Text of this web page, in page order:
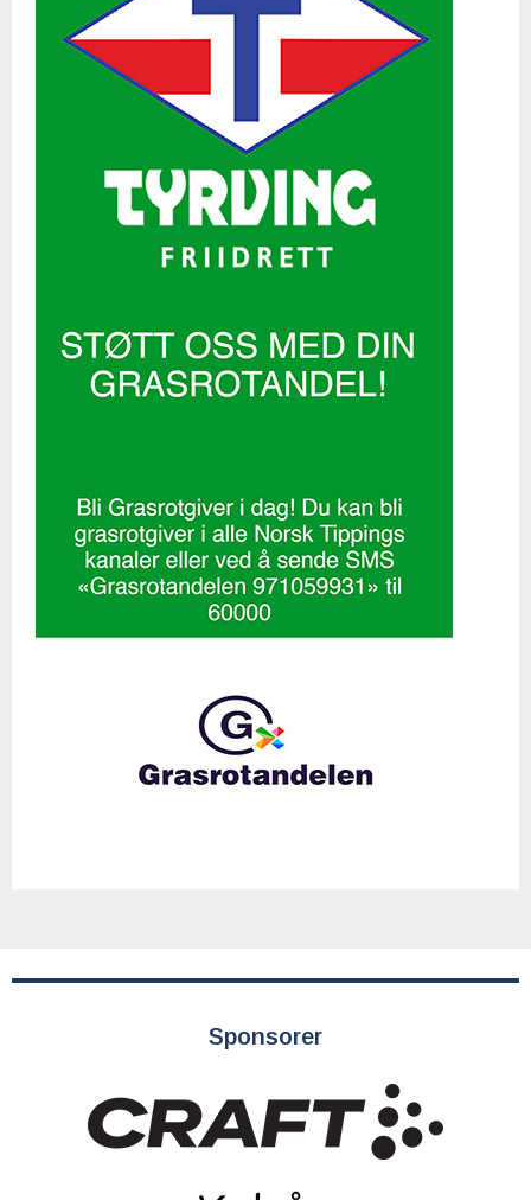
Sponsorer